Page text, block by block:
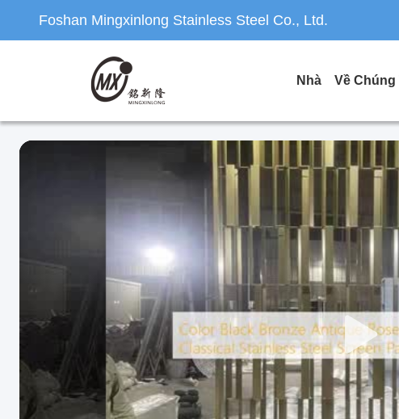
Foshan Mingxinlong Stainless Steel Co., Ltd.
Nhà Về Chúng